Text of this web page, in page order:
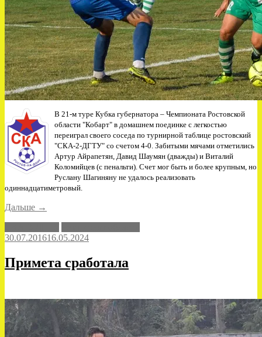
В 21-м туре Кубка губернатора – Чемпионата Ростовской
области "Кобарт" в домашнем поединке с легкостью
переиграл своего соседа по турнирной таблице ростовский
"СКА-2-ДГТУ" со счетом 4-0. Забитыми мячами отметились
Артур Айрапетян, Давид Шаумян (дважды) и Виталий
Коломийцев (с пенальти). Счет мог быть и более крупным, но
Руслану Шагиняну не удалось реализовать
одиннадцатиметровый.
Дальше «"Кобарт"
ДГТУ"
4-
0»
→
30.07.201616.05.2024
Примета сработала